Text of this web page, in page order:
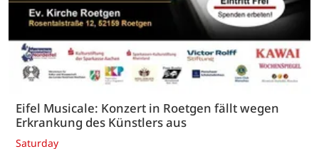
Eifel Musicale: Konzert in Roetgen fällt wegen
Erkrankung des Künstlers aus
Saturday